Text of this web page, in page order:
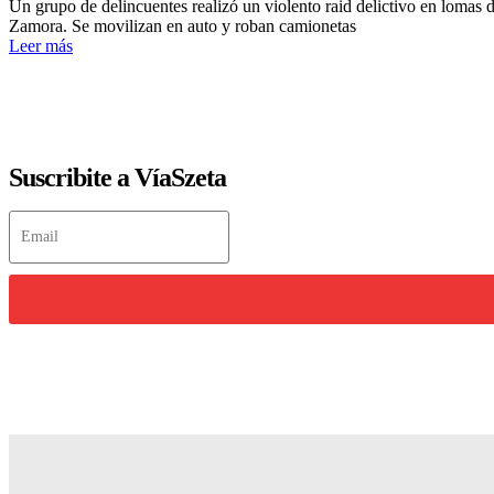
Un grupo de delincuentes realizó un violento raid delictivo en lomas
Zamora. Se movilizan en auto y roban camionetas
Leer más
Suscribite a VíaSzeta